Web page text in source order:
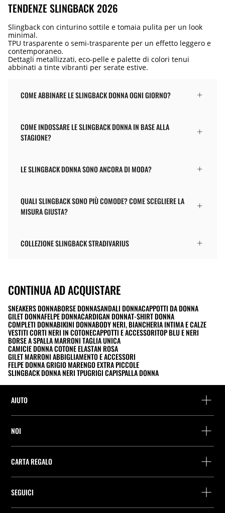
TENDENZE SLINGBACK 2026
Slingback con cinturino sottile e tomaia pulita per un look
minimal.
TPU trasparente o semi-trasparente per un effetto leggero e
contemporaneo.
Dettagli metallizzati, eco-pelle e palette di colori tenui
abbinati a tinte vibranti per serate estive.
COME ABBINARE LE SLINGBACK DONNA OGNI GIORNO?
COME INDOSSARE LE SLINGBACK DONNA IN BASE ALLA
STAGIONE?
LE SLINGBACK DONNA SONO ANCORA DI MODA?
QUALI SLINGBACK SONO PIÙ COMODE? COME SCEGLIERE LA
MISURA GIUSTA?
COLLEZIONE SLINGBACK STRADIVARIUS
CONTINUA AD ACQUISTARE
SNEAKERS DONNABORSE DONNASANDALI DONNACAPPOTTI DA DONNA
GILET DONNAFELPE DONNACARDIGAN DONNAT-SHIRT DONNA
COMPLETI DONNABIKINI DONNABODY NERI, BIANCHERIA INTIMA E CALZE
VESTITI CORTI NERI IN COTONECAPPOTTI E ACCESSORITOP BLU E NERI
BORSE A SPALLA MARRONI TAGLIA UNICA
CAMICIE DONNA COTONE ELASTAN ROSA
GILET MARRONI ABBIGLIAMENTO E ACCESSORI
FELPE DONNA GRIGIO MARENGO EXTRA PICCOLE
SLINGBACK DONNA NERI TPUGRIGI CAPISPALLA DONNA
AIUTO
Rintraccia il tuo ordine
Ricerca dei punti di consegna
Preferenze per i cookie
NOI
Società
Company Profile
CARTA REGALO
Acquisto Carta Regalo
SEGUICI